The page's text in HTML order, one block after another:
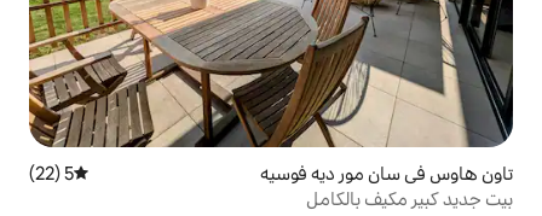
فوسيه متوسط التقييم 5 من 5، 22 مراجعات
5 (22)